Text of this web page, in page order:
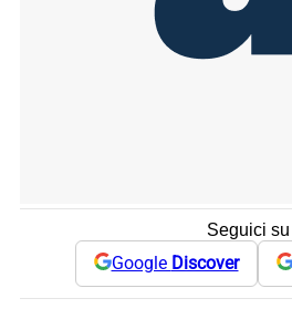
Seguici su
Google Discover